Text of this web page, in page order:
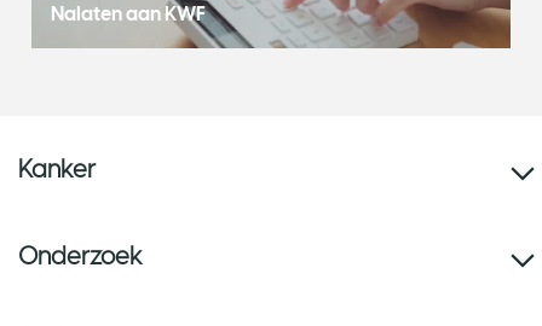
Nalaten aan KWF
Kanker
Onderzoek